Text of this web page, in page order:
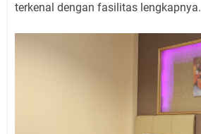
terkenal dengan fasilitas lengkapnya.